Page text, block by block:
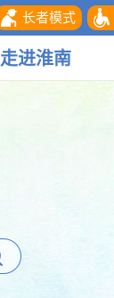
长者模式
走进淮南